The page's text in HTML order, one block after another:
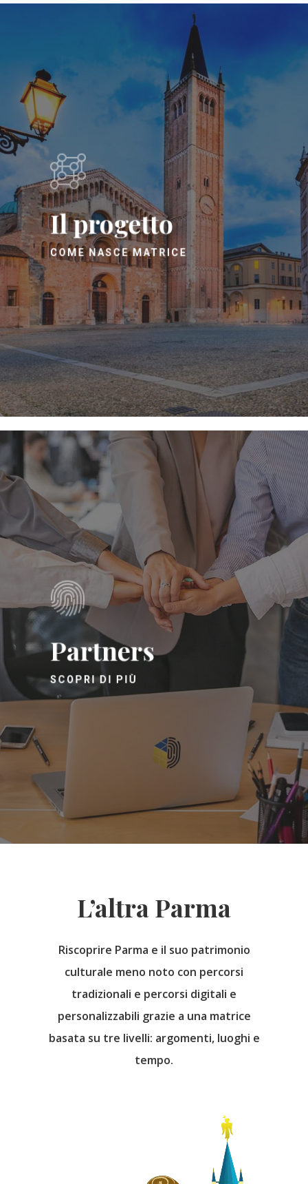
Il progetto
COME NASCE MATRICE
Partners
SCOPRI DI PIÙ
L’altra Parma
Riscoprire Parma e il suo patrimonio
culturale meno noto con percorsi
tradizionali e percorsi digitali e
personalizzabili grazie a una matrice
basata su tre livelli: argomenti, luoghi e
tempo.